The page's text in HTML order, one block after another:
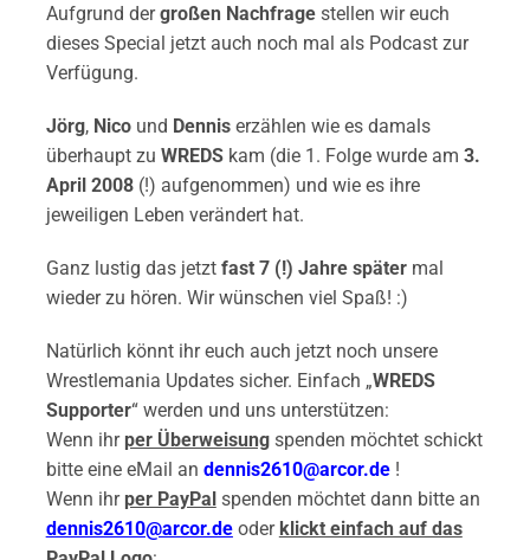
Aufgrund dergroßen Nachfragestellen wir euch
dieses Special jetzt auch noch mal als Podcast zur
Verfügung.
Jörg, Nicound Denniserzählen wie es damals
überhaupt zu WREDSkam (die 1. Folge wurde am 3.
April 2008(!) aufgenommen) und wie es ihre
jeweiligen Leben verändert hat.
Ganz lustig das jetzt fast 7 (!) Jahre spätermal
wieder zu hören. Wir wünschen viel Spaß! :)
Natürlich könnt ihr euch auch jetzt noch unsere
Wrestlemania Updates sicher. Einfach „WREDS
Supporter“ werden und uns unterstützen:
Wenn ihr per Überweisungspenden möchtet schickt
bitte eine eMail an dennis2610@arcor.de!
Wenn ihr per PayPalspenden möchtet dann bitte an
dennis2610@arcor.deoder klickt einfach auf das